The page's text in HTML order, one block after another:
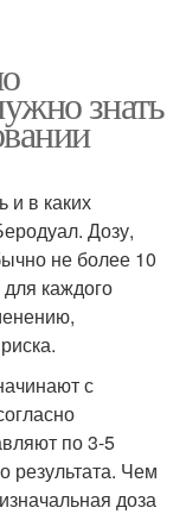
знать
и в каких
Дозу,
не более 10
каждого
с
по 3-5
результата. Чем
доза